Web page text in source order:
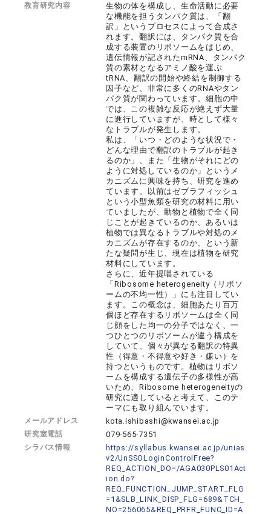
教育研究内容
生物の体を構成し、生命活動に必要
な機能を担うタンパク質は、「翻
訳」というプロセスによって合成さ
れます。翻訳には、タンパク質を合
成する装置のリボソームをはじめ、
遺伝情報が記されたmRNA、タンパク
質の素材となるアミノ酸を運ぶ
tRNA、翻訳の開始や終結を制御する
因子など、非常に多くのRNAやタン
パク質が関わっています。細胞の中
では、この複雑な反応が絶えず大量
に進行していますが、時として様々
なトラブルが発生します。
私は、「いつ・どのような状況で・
どんな理由で翻訳のトラブルが起き
るのか」、また「生物がそれにどの
ように対処しているのか」というメ
カニズムに興味を持ち、研究を進め
ています。以前はゼブラフィッシュ
という小型魚類を研究の材料に用い
ていましたが、動物と植物で全く同
じことが起きているのか、あるいは
植物では異なるトラブルや対処のメ
カニズムが存在するのか、という新
たな疑問が生じ、現在は植物を研究
材料にしています。
さらに、近年提唱されている
「Ribosome heterogeneity（リボソ
ームの不均一性）」にも注目してい
ます。この概念は、細胞あたり百万
個ほど存在するリボソームは全く同
じ顔をした均一の分子ではなく、一
つひとつのリボソームが違う構成を
していて、個々が異なる翻訳の特異
性（得意・不得意や好き・嫌い）を
持つというものです。植物はリボソ
ームを構成する遺伝子の多様性が高
いため、Ribosome heterogeneityの
研究に適していると考えて、このテ
ーマにも取り組んでいます。
メールアドレス kota.ishibashi@kwansei.ac.jp
研究室電話 079-565-7351
シラバス情報
https://syllabus.kwansei.ac.jp/unias
v2/UnSSOLoginControlFree?
REQ_ACTION_DO=/AGA030PLS01Act
ion.do?
REQ_FUNCTION_JUMP_START_FLG
=1&SLB_LINK_DISP_FLG=689&TCH_
NO=256065&REQ_PRFR_FUNC_ID=A